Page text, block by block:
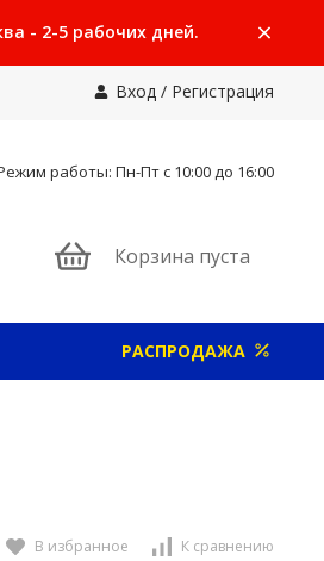
- 2-5 рабочих дней.
Вход / Регистрация
работы: Пн-Пт с 10:00 до 16:00
Корзина пуста
РАСПРОДАЖА
В избранное К сравнению